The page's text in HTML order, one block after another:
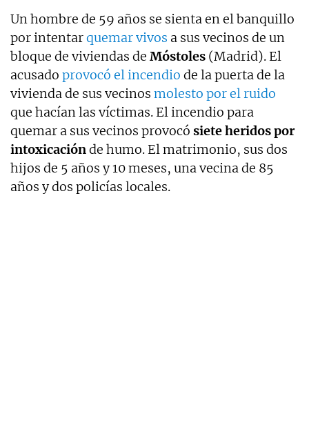
Un hombre de 59 años se sienta en el banquillo
por intentarquemar vivos a sus vecinos de un
bloque de viviendas de Móstoles (Madrid). El
acusado provocó el incendio de la puerta de la
vivienda de sus vecinos molesto por el ruido
que hacían las víctimas. El incendio para
quemar a sus vecinos provocó siete heridos por
intoxicaciónde humo. El matrimonio, sus dos
hijos de 5 años y 10 meses, una vecina de 85
años y dos policías locales.